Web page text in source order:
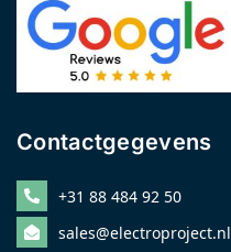
Contactgegevens
+31 88 484 92 50
sales@electroproject.nl